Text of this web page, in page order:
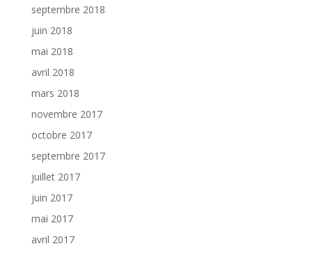
septembre 2018
juin 2018
mai 2018
avril 2018
mars 2018
novembre 2017
octobre 2017
septembre 2017
juillet 2017
juin 2017
mai 2017
avril 2017